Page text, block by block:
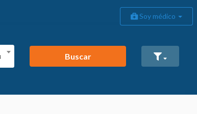
Soy médico
Buscar